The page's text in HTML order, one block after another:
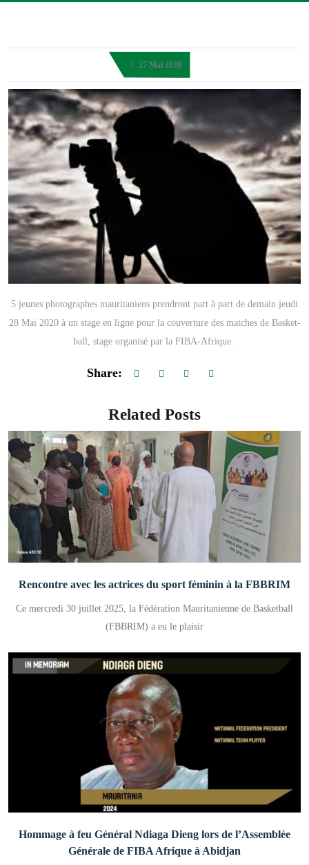
27 Mai 2020
5 jeunes photographes mauritaniens prendront part à part de demain jeudi
28 Mai 2020 à un stage en ligne pour la couverture des matches de Basket-
ball, stage organisé par la FIBA-Afrique .
Share:
Related Posts
Rencontre avec les actrices du sport féminin à la FBBRIM
Ce mercredi 30 juillet 2025, la Fédération Mauritanienne de Basketball
(FBBRIM) a eu le plaisir
Hommage à feu Général Ndiaga Dieng lors de l’Assemblée
Générale de FIBA Afrique à Abidjan